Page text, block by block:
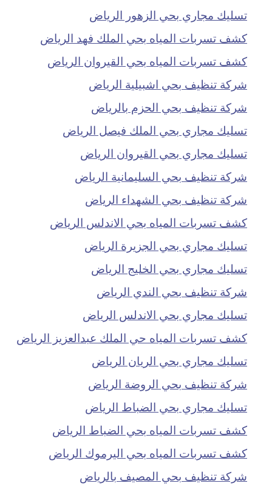
تسليك مجاري بحي الزهور الرياض
كشف تسربات المياه بحي الملك فهد الرياض
كشف تسربات المياه بحي القيروان الرياض
شركة تنظيف بحي اشبيلية الرياض
شركة تنظيف بحي الحزم بالرياض
تسليك مجاري بحي الملك فيصل الرياض
تسليك مجاري بحي القيروان الرياض
شركة تنظيف بحي السليمانية الرياض
شركة تنظيف بحي الشهداء الرياض
كشف تسربات المياه بحي الاندلس الرياض
تسليك مجاري بحي الجزيرة الرياض
تسليك مجاري بحي الخليج الرياض
شركة تنظيف بحي الندي الرياض
تسليك مجاري بحي الاندلس الرياض
كشف تسربات المياه حي الملك عبدالعزيز الرياض
تسليك مجاري بحي الريان الرياض
شركة تنظيف بحي الروضة الرياض
تسليك مجاري بحي الضباط الرياض
كشف تسربات المياه بحي الضباط الرياض
كشف تسربات المياه بحي اليرموك الرياض
شركة تنظيف بحي المصيف بالرياض